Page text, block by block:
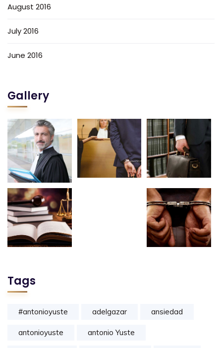
August 2016
July 2016
June 2016
Gallery
Tags
#antonioyuste adelgazar ansiedad
antonioyuste antonio Yuste